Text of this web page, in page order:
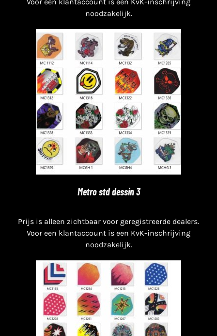
Voor een klantaccount is een KvK-inschrijving
noodzakelijk.
Metro std dessin 3
Prijs is alleen zichtbaar voor geregistreerde dealers.
Voor een klantaccount is een KvK-inschrijving
noodzakelijk.